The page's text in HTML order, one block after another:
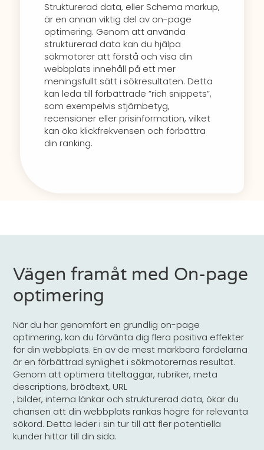
Strukturerad data, eller Schema markup,
är en annan viktig del av on-page
optimering. Genom att använda
strukturerad data kan du hjälpa
sökmotorer att förstå och visa din
webbplats innehåll på ett mer
meningsfullt sätt i sökresultaten. Detta
kan leda till förbättrade ”rich snippets”,
som exempelvis stjärnbetyg,
recensioner eller prisinformation, vilket
kan öka klickfrekvensen och förbättra
din ranking.
Vägen framåt med On-page
optimering
När du har genomfört en grundlig on-page
optimering, kan du förvänta dig flera positiva effekter
för din webbplats. En av de mest märkbara fördelarna
är en förbättrad synlighet i sökmotorernas resultat.
Genom att optimera titeltaggar, rubriker, meta
descriptions, brödtext, URL
, bilder, interna länkar och strukturerad data, ökar du
chansen att din webbplats rankas högre för relevanta
sökord. Detta leder i sin tur till att fler potentiella
kunder hittar till din sida.